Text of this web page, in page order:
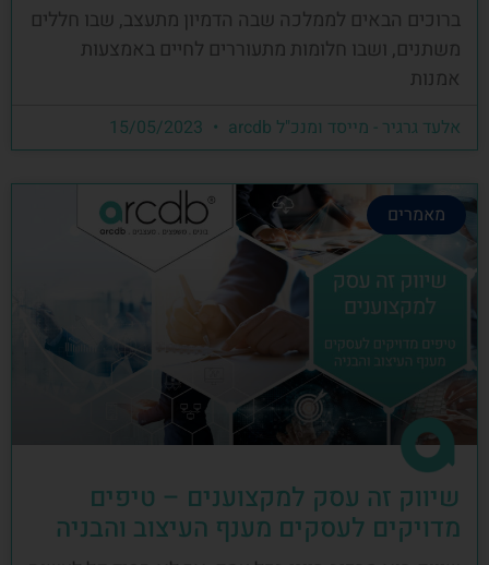
ברוכים הבאים לממלכה שבה הדמיון מתעצב, שבו חללים
משתנים, ושבו חלומות מתעוררים לחיים באמצעות
אמנות
אלעד גרגיר - מייסד ומנכ"ל arcdb
מאמרים
שיווק זה עסק למקצוענים – טיפים
מדויקים לעסקים מענף העיצוב והבניה